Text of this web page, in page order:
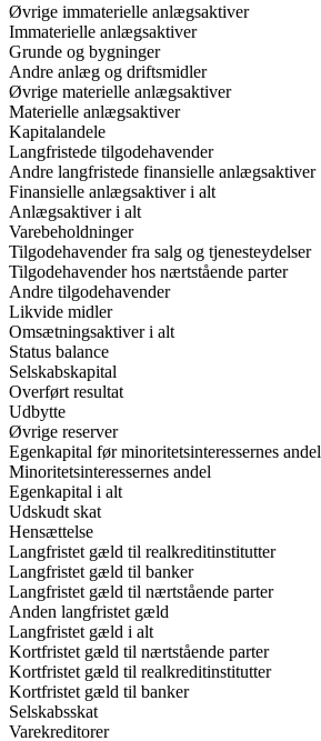
Øvrige immaterielle anlægsaktiver
Immaterielle anlægsaktiver
Grunde og bygninger
Andre anlæg og driftsmidler
Øvrige materielle anlægsaktiver
Materielle anlægsaktiver
Kapitalandele
Langfristede tilgodehavender
Andre langfristede finansielle anlægsaktiver
Finansielle anlægsaktiver i alt
Anlægsaktiver i alt
Varebeholdninger
Tilgodehavender fra salg og tjenesteydelser
Tilgodehavender hos nærtstående parter
Andre tilgodehavender
Likvide midler
Omsætningsaktiver i alt
Status balance
Selskabskapital
Overført resultat
Udbytte
Øvrige reserver
Egenkapital før minoritetsinteressernes andel
Minoritetsinteressernes andel
Egenkapital i alt
Udskudt skat
Hensættelse
Langfristet gæld til realkreditinstitutter
Langfristet gæld til banker
Langfristet gæld til nærtstående parter
Anden langfristet gæld
Langfristet gæld i alt
Kortfristet gæld til nærtstående parter
Kortfristet gæld til realkreditinstitutter
Kortfristet gæld til banker
Selskabsskat
Varekreditorer